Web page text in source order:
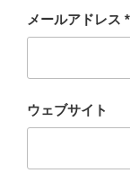
メールアドレス *
ウェブサイト